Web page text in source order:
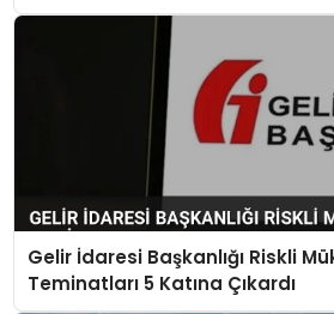
Gelir İdaresi Başkanlığı Riskli
Teminatları 5 Katına Çıkardı